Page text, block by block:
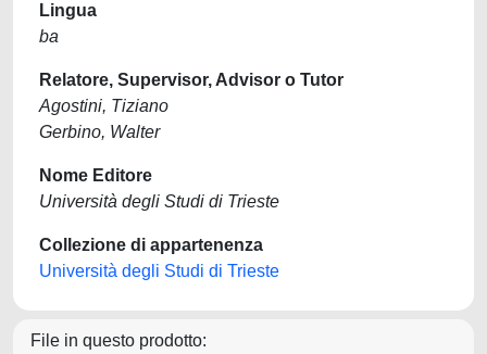
Lingua
ba
Relatore, Supervisor, Advisor o Tutor
Agostini, Tiziano
Gerbino, Walter
Nome Editore
Università degli Studi di Trieste
Collezione di appartenenza
Università degli Studi di Trieste
File in questo prodotto: